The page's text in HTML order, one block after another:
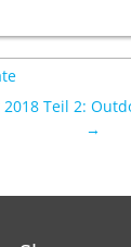
Teil 2:
→